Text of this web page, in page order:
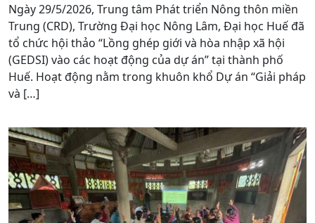
Ngày 29/5/2026, Trung tâm Phát triển Nông thôn miền
Trung (CRD), Trường Đại học Nông Lâm, Đại học Huế đã
tổ chức hội thảo “Lồng ghép giới và hòa nhập xã hội
(GEDSI) vào các hoạt động của dự án” tại thành phố
Huế. Hoạt động nằm trong khuôn khổ Dự án “Giải pháp
và […]